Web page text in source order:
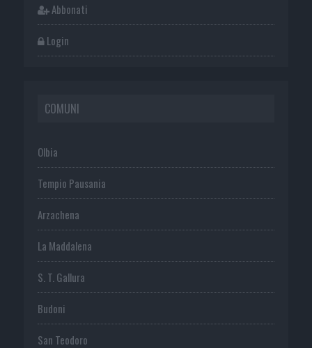
Abbonati
Login
COMUNI
Olbia
Tempio Pausania
Arzachena
La Maddalena
S. T. Gallura
Budoni
San Teodoro